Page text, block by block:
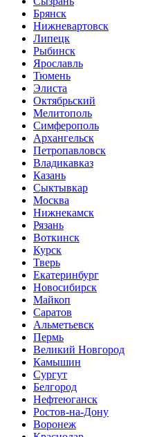
Брянск
Нижневартовск
Липецк
Рыбинск
Ярославль
Тюмень
Элиста
Октябрьский
Мелитополь
Симферополь
Архангельск
Петропавловск
Владикавказ
Казань
Сыктывкар
Москва
Нижнекамск
Рязань
Воткинск
Курск
Тверь
Екатеринбург
Новосибирск
Майкоп
Саратов
Альметьевск
Пермь
Великий Новгород
Камышин
Сургут
Белгород
Нефтеюганск
Ростов-на-Дону
Воронеж